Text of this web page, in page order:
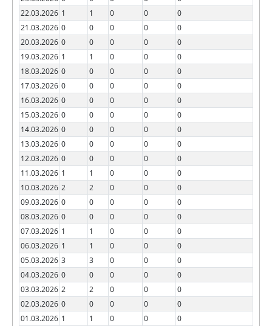
22.03.2026 1 1 0 0
0
21.03.2026 0 0 0 0
0
20.03.2026 0 0 0 0
0
19.03.2026 1 1 0 0
0
18.03.2026 0 0 0 0
0
17.03.2026 0 0 0 0
0
16.03.2026 0 0 0 0
0
15.03.2026 0 0 0 0
0
14.03.2026 0 0 0 0
0
13.03.2026 0 0 0 0
0
12.03.2026 0 0 0 0
0
11.03.2026 1 1 0 0
0
10.03.2026 2 2 0 0
0
09.03.2026 0 0 0 0
0
08.03.2026 0 0 0 0
0
07.03.2026 1 1 0 0
0
06.03.2026 1 1 0 0
0
05.03.2026 3 3 0 0
0
04.03.2026 0 0 0 0
0
03.03.2026 2 2 0 0
0
02.03.2026 0 0 0 0
0
01.03.2026 1 1 0 0
0